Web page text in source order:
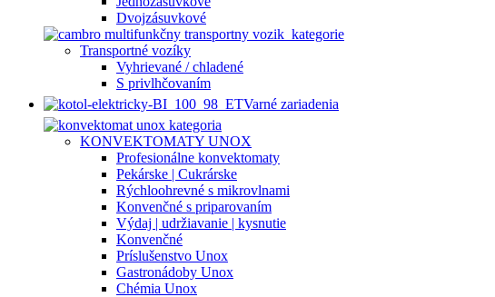
Dvojzásuvkové
Transportné vozíky
Vyhrievané / chladené
S privlhčovaním
Varné zariadenia
KONVEKTOMATY UNOX
Profesionálne konvektomaty
Pekárske | Cukrárske
Rýchloohrevné s mikrovlnami
Konvenčné s priparovaním
Výdaj | udržiavanie | kysnutie
Konvenčné
Príslušenstvo Unox
Gastronádoby Unox
Chémia Unox